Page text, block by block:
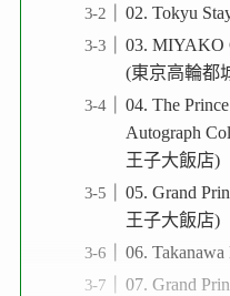
02. Tokyu
03.
(東京高輪都
04. The
Autograph
王子大飯店)
05. Grand
王子大飯店)
06.
07. Grand